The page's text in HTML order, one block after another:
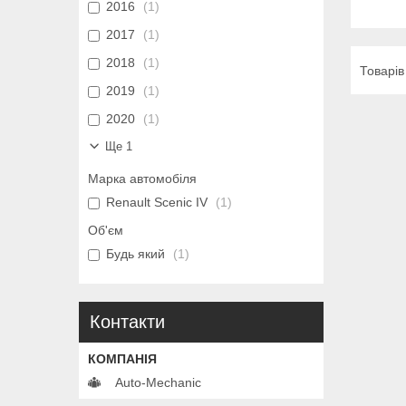
2016
1
2017
1
2018
1
2019
1
2020
1
Ще 1
Марка автомобіля
Renault Scenic IV
1
Об'єм
Будь який
1
Контакти
Auto-Mechanic